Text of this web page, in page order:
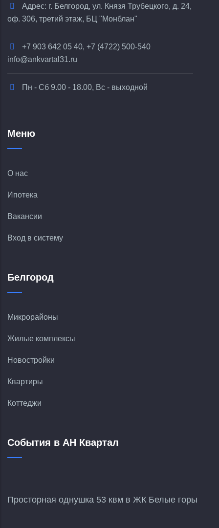
Адрес: г. Белгород, ул. Князя Трубецкого, д. 24,
оф. 306, третий этаж, БЦ "Монблан"
+7 903 642 05 40, +7 (4722) 500-540
info@ankvartal31.ru
Пн - Сб 9.00 - 18.00, Вс - выходной
Меню
О нас
Ипотека
Вакансии
Вход в систему
Белгород
Микрорайоны
Жилые комплексы
Новостройки
Квартиры
Коттеджи
События в АН Квартал
Просторная однушка 53 квм в ЖК Белые горы